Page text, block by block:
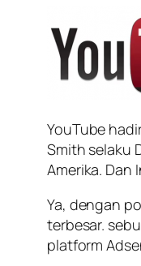
YouTube
Smith selaku
Amerika. Dan
Ya, dengan
terbesar.
platform